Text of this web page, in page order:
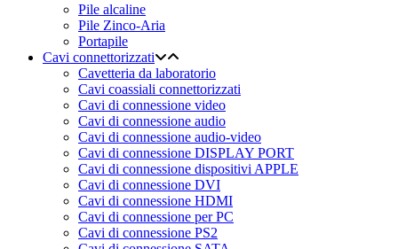
Pile alcaline
Pile Zinco-Aria
Portapile
Cavi connettorizzati
Cavetteria da laboratorio
Cavi coassiali connettorizzati
Cavi di connessione video
Cavi di connessione audio
Cavi di connessione audio-video
Cavi di connessione DISPLAY PORT
Cavi di connessione dispositivi APPLE
Cavi di connessione DVI
Cavi di connessione HDMI
Cavi di connessione per PC
Cavi di connessione PS2